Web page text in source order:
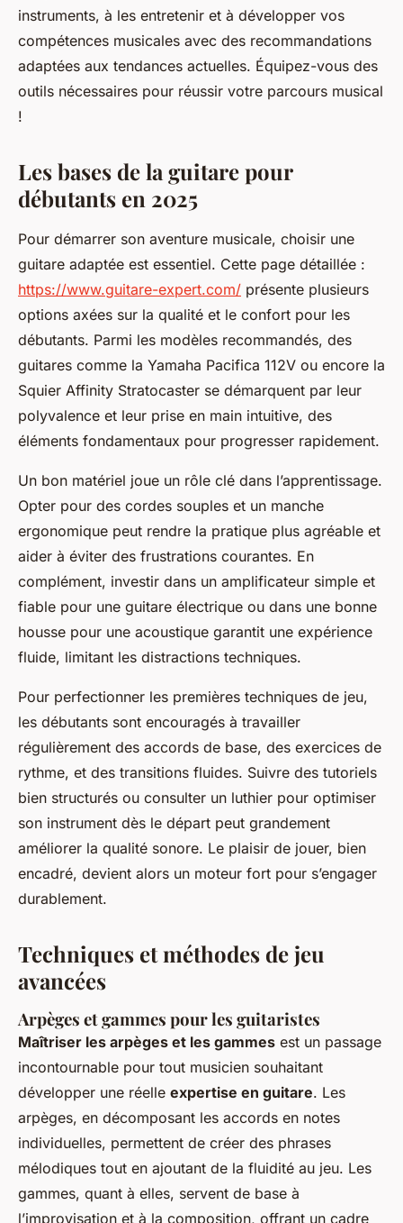
instruments, à les entretenir et à développer vos
compétences musicales avec des recommandations
adaptées aux tendances actuelles. Équipez-vous des
outils nécessaires pour réussir votre parcours musical
!
Les bases de la guitare pour
débutants en 2025
Pour démarrer son aventure musicale, choisir une
guitare adaptée est essentiel. Cette page détaillée :
https://www.guitare-expert.com/ présente plusieurs
options axées sur la qualité et le confort pour les
débutants. Parmi les modèles recommandés, des
guitares comme la Yamaha Pacifica 112V ou encore la
Squier Affinity Stratocaster se démarquent par leur
polyvalence et leur prise en main intuitive, des
éléments fondamentaux pour progresser rapidement.
Un bon matériel joue un rôle clé dans l’apprentissage.
Opter pour des cordes souples et un manche
ergonomique peut rendre la pratique plus agréable et
aider à éviter des frustrations courantes. En
complément, investir dans un amplificateur simple et
fiable pour une guitare électrique ou dans une bonne
housse pour une acoustique garantit une expérience
fluide, limitant les distractions techniques.
Pour perfectionner les premières techniques de jeu,
les débutants sont encouragés à travailler
régulièrement des accords de base, des exercices de
rythme, et des transitions fluides. Suivre des tutoriels
bien structurés ou consulter un luthier pour optimiser
son instrument dès le départ peut grandement
améliorer la qualité sonore. Le plaisir de jouer, bien
encadré, devient alors un moteur fort pour s’engager
durablement.
Techniques et méthodes de jeu
avancées
Arpèges et gammes pour les guitaristes
Maîtriser les arpèges et les gammes est un passage
incontournable pour tout musicien souhaitant
développer une réelle expertise en guitare. Les
arpèges, en décomposant les accords en notes
individuelles, permettent de créer des phrases
mélodiques tout en ajoutant de la fluidité au jeu. Les
gammes, quant à elles, servent de base à
l’improvisation et à la composition, offrant un cadre